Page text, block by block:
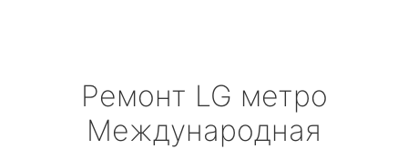
Ремонт LG метро
Международная